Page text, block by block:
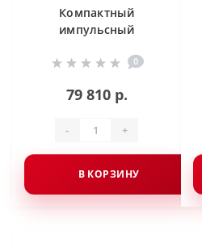
Компактный
импульсный
M18 BID-402C0
79 810 р.
- +
В КОРЗИНУ